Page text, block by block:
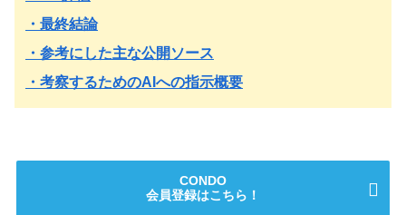
・最終結論
・参考にした主な公開ソース
・考察するためのAIへの指示概要
CONDO
会員登録はこちら！